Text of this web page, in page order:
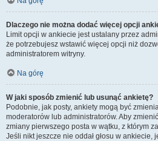
Dlaczego nie można dodać więcej opcji
Limit opcji w ankiecie jest ustalany przez
że potrzebujesz wstawić więcej opcji niż
administratorem witryny.
Na górę
W jaki sposób zmienić lub usunąć ankietę?
Podobnie, jak posty, ankiety mogą być
moderatorów lub administratorów. Aby
zmiany pierwszego posta w wątku, z którym
Jeśli nikt jeszcze nie oddał głosu w